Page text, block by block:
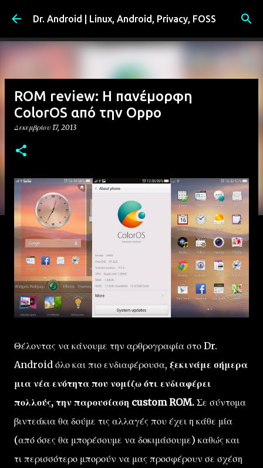
Μετάβαση στο κύριο περιεχόμενο
Dr. Android | Linux, Android, Privacy, FOSS
ROM review: Η πανέμορφη
ColorOS από την Oppo
Δεκεμβρίου 17, 2013
Θέλοντας να κάνουμε την αρθρογραφία στο Dr.
Android όλο και πιο ενδιαφέρουσα, ξεκινάμε σήμερα
μια νέα ενότητα που νομίζω ότι ενδιαφέρει
πολλούς, την παρουσίαση custom ROM. Σε σύντομα
βιντεάκια θα δούμε τις αλλαγές που έχει η κάθε μία
(από όσες θα μπορέσουμε να δοκιμάσουμε) καθώς και
τι περισσότερο μπορούν να μας προσφέρουν σε σχέση